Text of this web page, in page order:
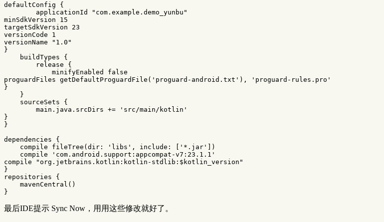
defaultConfig
{
applicationId
"com.example.demo_yunbu"
minSdkVersion
15
targetSdkVersion
23
versionCode
1
versionName
"1.0"
}
buildTypes
{
release
{
minifyEnabled
false
proguardFiles getDefaultProguardFile ( 'proguard-android.txt' ),
'proguard-rules.pro'
}
}
sourceSets
{
main . java . srcDirs +=
'src/main/kotlin'
}
}
dependencies
{
compile
fileTree ( dir: 'libs' , include: '*.jar'
])
compile
'com.android.support:appcompat-v7:23.1.1'
compile
"org.jetbrains.kotlin:kotlin-stdlib:$kotlin_version"
}
repositories
{
mavenCentral ()
}
最后IDE提示 Sync Now，用用这些修改就好了。